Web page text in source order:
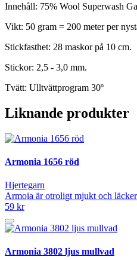
Innehåll: 75% Wool Superwash
Vikt: 50 gram = 200 meter per
Stickfasthet: 28 maskor på 10 cm.
Stickor: 2,5 - 3,0 mm.
Tvätt: Ulltvättprogram 30º
Liknande produkter
Armonia 1656 röd
Hjertegarn
Armoia är otroligt mjukt och
59 kr
Armonia 3802 ljus mullvad